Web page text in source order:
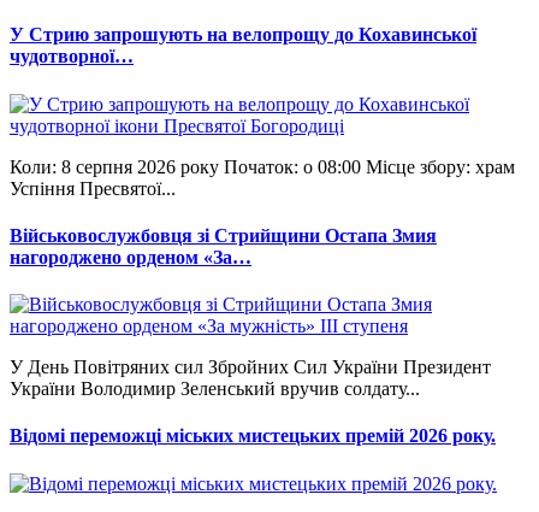
У Стрию запрошують на велопрощу до Кохавинської
чудотворної…
Коли: 8 серпня 2026 року Початок: о 08:00 Місце збору: храм
Успіння Пресвятої...
Військовослужбовця зі Стрийщини Остапа Змия
нагороджено орденом «За…
У День Повітряних сил Збройних Сил України Президент
України Володимир Зеленський вручив солдату...
Відомі переможці міських мистецьких премій 2026 року.